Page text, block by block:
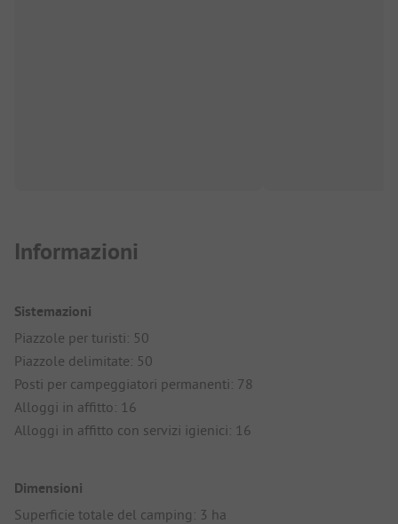
Informazioni
Sistemazioni
Piazzole per turisti: 50
Piazzole delimitate: 50
Posti per campeggiatori permanenti: 78
Alloggi in affitto: 16
Alloggi in affitto con servizi igienici: 16
Dimensioni
Superficie totale del camping: 3 ha